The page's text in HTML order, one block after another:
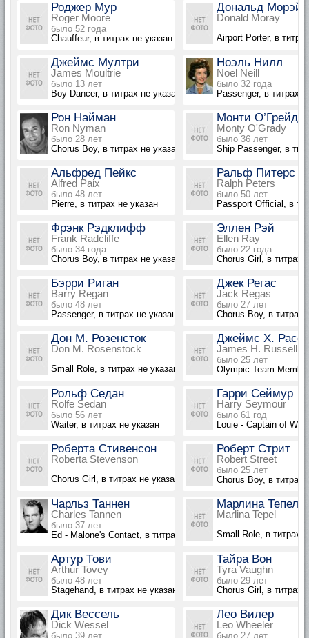
Роджер Мур
Roger Moore
было 52 года
Chauffeur, в титрах не указан
Дональд Морэй
Donald Moray
Airport Porter, в
Джеймс Мултри
James Moultrie
было 13 лет
Boy Dancer, в титрах не указан
Ноэль Нилл
Noel Neill
было 32 года
Passenger, в титрах
Рон Найман
Ron Nyman
было 28 лет
Chorus Boy, в титрах не указан
Монти О’Грейди
Monty O'Grady
было 36 лет
Ship Passenger, в
Альфред Пейкс
Alfred Paix
было 48 лет
Pierre, в титрах не указан
Ральф Питерс
Ralph Peters
было 50 лет
Passport Official, в
Фрэнк Рэдклифф
Frank Radcliffe
было 34 года
Chorus Boy, в титрах не указан
Эллен Рэй
Ellen Ray
было 22 года
Chorus Girl, в титрах
Бэрри Риган
Barry Regan
было 48 лет
Passenger, в титрах не указан
Джек Регас
Jack Regas
было 27 лет
Chorus Boy, в титрах
Дон М. Розенсток
Don M. Rosenstock
Small Role, в титрах не указан
Джеймс Х.
James H. Russell
было 25 лет
Olympic Team
Рольф Седан
Rolfe Sedan
было 56 лет
Waiter, в титрах не указан
Гарри Сеймур
Harry Seymour
было 61 год
Louie - Captain of
Роберта Стивенсон
Roberta Stevenson
Chorus Girl, в титрах не указана
Роберт Стрит
Robert Street
было 25 лет
Chorus Boy, в титрах
Чарльз Таннен
Charles Tannen
было 37 лет
Ed - Malone's Contact, в титрах не указан
Марлина Тепел
Marlina Tepel
Small Role, в титрах
Артур Тови
Arthur Tovey
было 48 лет
Stagehand, в титрах не указан
Тайра Вон
Tyra Vaughn
было 29 лет
Chorus Girl, в титрах
Дик Вессель
Dick Wessel
было 39 лет
Лео Вилер
Leo Wheeler
было 27 лет